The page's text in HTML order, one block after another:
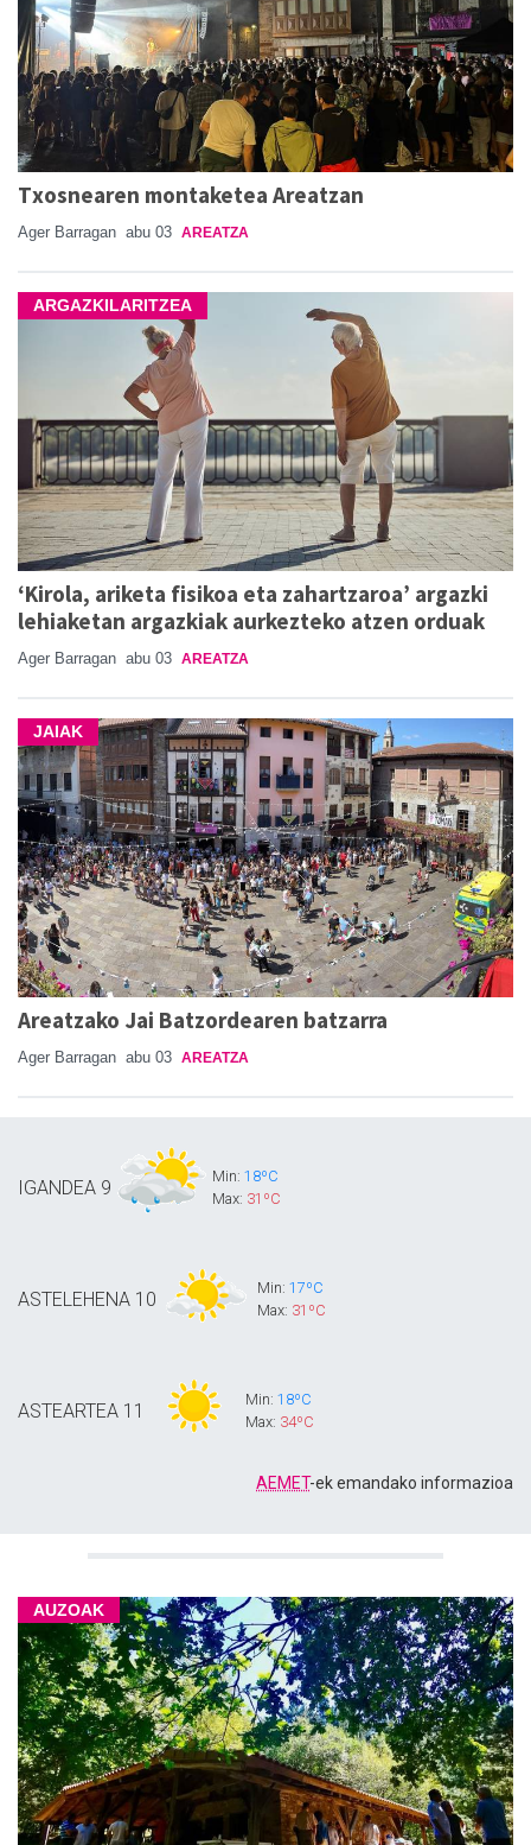
Txosnearen montaketea Areatzan
Ager Barragan abu 03 AREATZA
ARGAZKILARITZEA
‘Kirola, ariketa fisikoa eta zahartzaroa’ argazki
lehiaketan argazkiak aurkezteko atzen orduak
Ager Barragan abu 03 AREATZA
JAIAK
Areatzako Jai Batzordearen batzarra
Ager Barragan abu 03 AREATZA
IGANDEA 9
Min: 18ºC
Max: 31ºC
ASTELEHENA 10
Min: 17ºC
Max: 31ºC
ASTEARTEA 11
Min: 18ºC
Max: 34ºC
AEMET-ek emandako informazioa
AUZOAK